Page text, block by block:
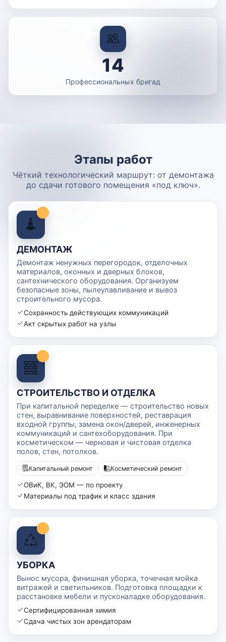
14
Профессиональных бригад
Этапы работ
Чёткий технологический маршрут: от демонтажа
до сдачи готового помещения «под ключ».
ДЕМОНТАЖ
Демонтаж ненужных перегородок, отделочных
материалов, оконных и дверных блоков,
сантехнического оборудования. Организуем
безопасные зоны, пылеулавливание и вывоз
строительного мусора.
Сохранность действующих коммуникаций
Акт скрытых работ на узлы
СТРОИТЕЛЬСТВО И ОТДЕЛКА
При капитальной переделке — строительство новых
стен, выравнивание поверхностей, реставрация
входной группы, замена окон/дверей, инженерных
коммуникаций и сантехоборудования. При
косметическом — черновая и чистовая отделка
полов, стен, потолков.
Капитальный ремонт Косметический ремонт
ОВиК, ВК, ЭОМ — по проекту
Материалы под трафик и класс здания
УБОРКА
Вынос мусора, финишная уборка, точечная мойка
витражей и светильников. Подготовка площадки к
расстановке мебели и пусконаладке оборудования.
Сертифицированная химия
Сдача чистых зон арендаторам